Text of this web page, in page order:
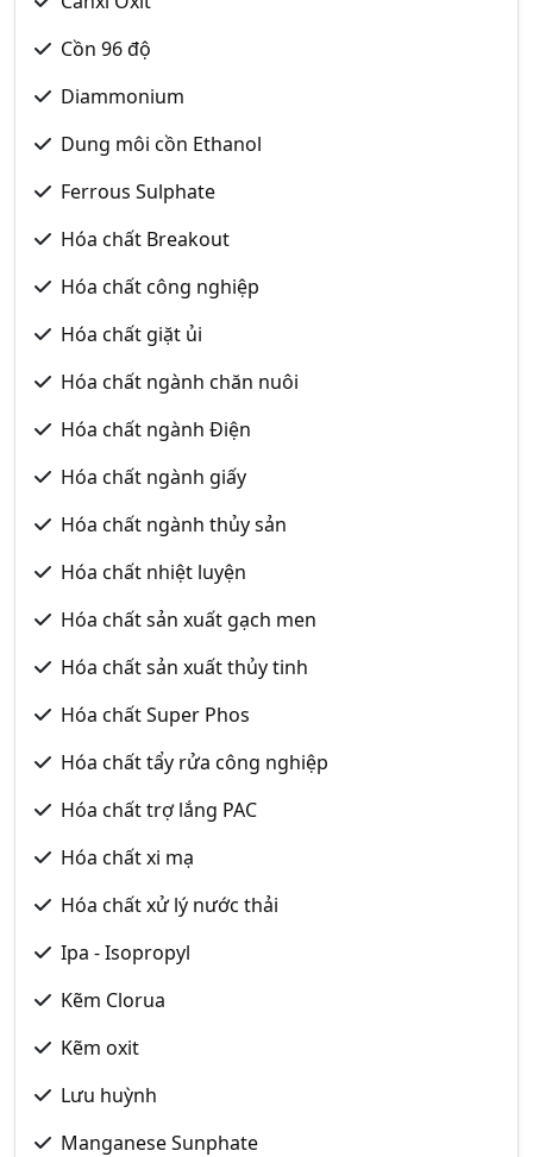
Cồn 96 độ
Diammonium
Dung môi cồn Ethanol
Ferrous Sulphate
Hóa chất Breakout
Hóa chất công nghiệp
Hóa chất giặt ủi
Hóa chất ngành chăn nuôi
Hóa chất ngành Điện
Hóa chất ngành giấy
Hóa chất ngành thủy sản
Hóa chất nhiệt luyện
Hóa chất sản xuất gạch men
Hóa chất sản xuất thủy tinh
Hóa chất Super Phos
Hóa chất tẩy rửa công nghiệp
Hóa chất trợ lắng PAC
Hóa chất xi mạ
Hóa chất xử lý nước thải
Ipa - Isopropyl
Kẽm Clorua
Kẽm oxit
Lưu huỳnh
Manganese Sunphate